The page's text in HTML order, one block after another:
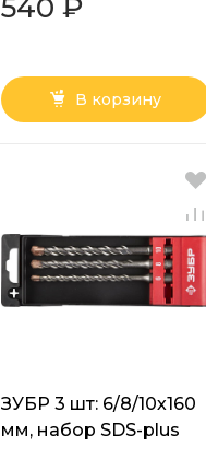
540 ₽
В корзину
ЗУБР 3 шт: 6/8/10х160
мм, набор SDS-plus